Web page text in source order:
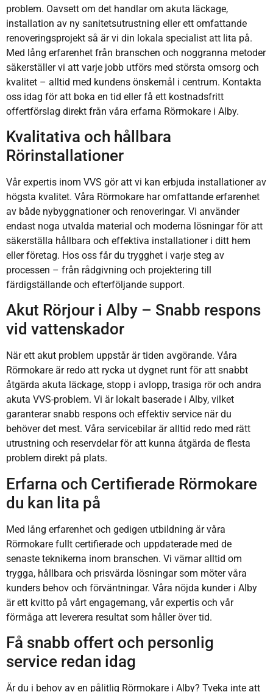
problem. Oavsett om det handlar om akuta läckage,
installation av ny sanitetsutrustning eller ett omfattande
renoveringsprojekt så är vi din lokala specialist att lita på.
Med lång erfarenhet från branschen och noggranna metoder
säkerställer vi att varje jobb utförs med största omsorg och
kvalitet – alltid med kundens önskemål i centrum. Kontakta
oss idag för att boka en tid eller få ett kostnadsfritt
offertförslag direkt från våra erfarna Rörmokare i Alby.
Kvalitativa och hållbara
Rörinstallationer
Vår expertis inom VVS gör att vi kan erbjuda installationer av
högsta kvalitet. Våra Rörmokare har omfattande erfarenhet
av både nybyggnationer och renoveringar. Vi använder
endast noga utvalda material och moderna lösningar för att
säkerställa hållbara och effektiva installationer i ditt hem
eller företag. Hos oss får du trygghet i varje steg av
processen – från rådgivning och projektering till
färdigställande och efterföljande support.
Akut Rörjour i Alby – Snabb respons
vid vattenskador
När ett akut problem uppstår är tiden avgörande. Våra
Rörmokare är redo att rycka ut dygnet runt för att snabbt
åtgärda akuta läckage, stopp i avlopp, trasiga rör och andra
akuta VVS-problem. Vi är lokalt baserade i Alby, vilket
garanterar snabb respons och effektiv service när du
behöver det mest. Våra servicebilar är alltid redo med rätt
utrustning och reservdelar för att kunna åtgärda de flesta
problem direkt på plats.
Erfarna och Certifierade Rörmokare
du kan lita på
Med lång erfarenhet och gedigen utbildning är våra
Rörmokare fullt certifierade och uppdaterade med de
senaste teknikerna inom branschen. Vi värnar alltid om
trygga, hållbara och prisvärda lösningar som möter våra
kunders behov och förväntningar. Våra nöjda kunder i Alby
är ett kvitto på vårt engagemang, vår expertis och vår
förmåga att leverera resultat som håller över tid.
Få snabb offert och personlig
service redan idag
Är du i behov av en pålitlig Rörmokare i Alby? Tveka inte att